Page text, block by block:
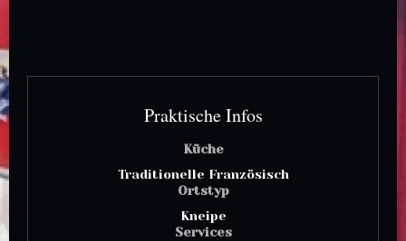
Praktische Infos
Küche
Traditionelle Französisch
Ortstyp
Kneipe
Services